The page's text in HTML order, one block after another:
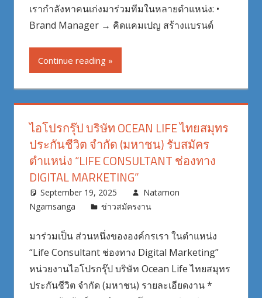
เรากำลังหาคนเก่งมาร่วมทีมในหลายตำแหน่ง: •
Brand Manager → คิดแคมเปญ สร้างแบรนด์
Continue reading
ไอโปรกรุ๊ป บริษัท OCEAN LIFE ไทยสมุทร
ประกันชีวิต จำกัด (มหาชน) รับสมัคร
ตำแหน่ง “LIFE CONSULTANT ช่องทาง
DIGITAL MARKETING”
September 19, 2025
Natamon
Ngamsanga
ข่าวสมัครงาน
มาร่วมเป็น ส่วนหนึ่งขององค์กรเรา ในตำแหน่ง
“Life Consultant ช่องทาง Digital Marketing”
หน่วยงานไอโปรกรุ๊ป บริษัท Ocean Life ไทยสมุทร
ประกันชีวิต จำกัด (มหาชน) รายละเอียดงาน *